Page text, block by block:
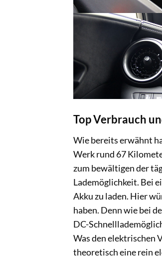
Top Verbrauch
Wie bereits erwähnt
Werk rund 67
zum bewältigen der
Lademöglichkeit. Bei
Akku zu laden. Hier
haben. Denn wie bei
DC-
Was den elektrischen
theoretisch eine rein